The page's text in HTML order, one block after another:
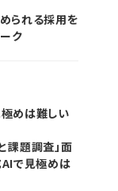
られる採用を
ク
めは難しい
題調査」面
で見極めは